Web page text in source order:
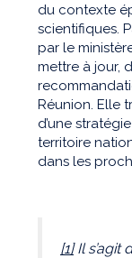
du contexte
scientifiques.
par le
mettre à jour,
Réunion. Elle
d’une
territoire
dans les
[1]Il s’agit